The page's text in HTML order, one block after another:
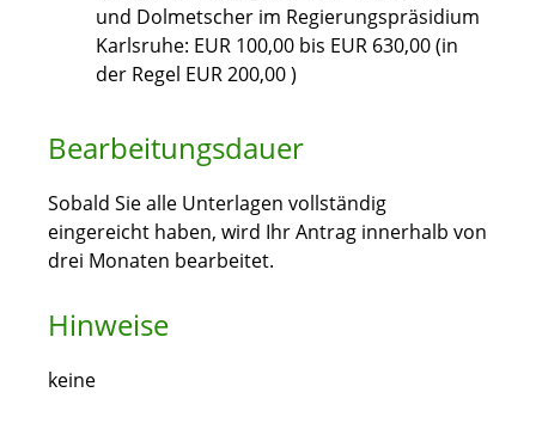
und Dolmetscher im Regierungspräsidium
Karlsruhe: EUR 100,00 bis EUR 630,00 (in
der Regel EUR 200,00 )
Bearbeitungsdauer
Sobald Sie alle Unterlagen vollständig
eingereicht haben, wird Ihr Antrag innerhalb von
drei Monaten bearbeitet.
Hinweise
keine